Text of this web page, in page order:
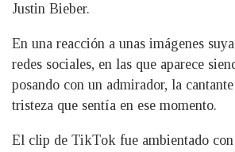
Justin Bieber.
En una reacción a unas imágenes
redes sociales, en las que aparece
posando con un admirador, la
tristeza que sentía en ese momento.
El clip de TikTok fue ambientado